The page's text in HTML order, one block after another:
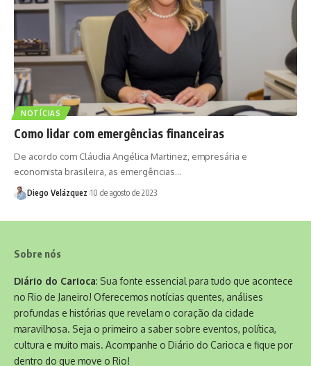
NOTÍCIAS
Como lidar com emergências financeiras
De acordo com Cláudia Angélica Martinez, empresária e
economista brasileira, as emergências…
Diego Velázquez 10 de agosto de 2023
Sobre nós
Diário do Carioca: Sua fonte essencial para tudo que acontece
no Rio de Janeiro! Oferecemos notícias quentes, análises
profundas e histórias que revelam o coração da cidade
maravilhosa. Seja o primeiro a saber sobre eventos, política,
cultura e muito mais. Acompanhe o Diário do Carioca e fique por
dentro do que move o Rio!